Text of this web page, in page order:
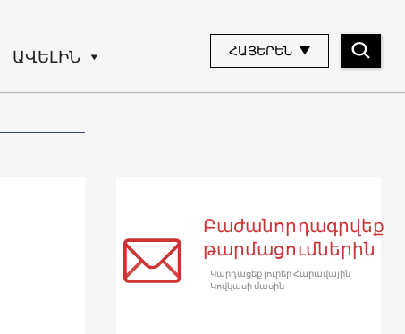
ԱՎԵԼԻՆ ՀԱՅԵՐԵՆ
Բաժանորդագրվեք
թարմացումներին
Կարդացեք լուրեր Հարավային
Կովկասի մասին